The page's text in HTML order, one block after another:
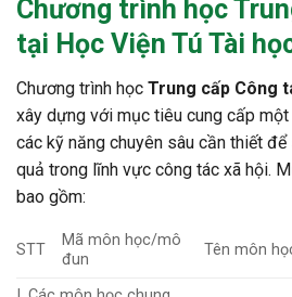
Chương trình học
tại Học Viện Tú Tài
Chương trình học Trung cấp Công
xây dựng với mục tiêu cung cấp
các kỹ năng chuyên sâu cần thiết
quả trong lĩnh vực công tác xã hội.
bao gồm:
STT
Mã môn học/mô
đun
Tên môn